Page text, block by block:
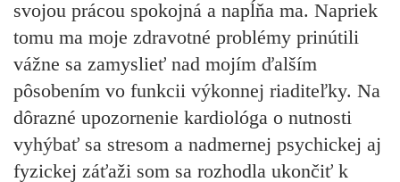
svojou prácou spokojná a napĺňa ma. Napriek
tomu ma moje zdravotné problémy prinútili
vážne sa zamyslieť nad mojím ďalším
pôsobením vo funkcii výkonnej riaditeľky. Na
dôrazné upozornenie kardiológa o nutnosti
vyhýbať sa stresom a nadmernej psychickej aj
fyzickej záťaži som sa rozhodla ukončiť k